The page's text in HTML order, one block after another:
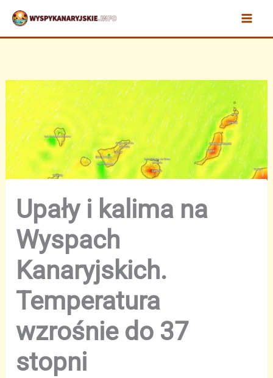
Przejdź
treści
Upały i kalima na
Wyspach
Kanaryjskich.
Temperatura
wzrośnie do 37
stopni